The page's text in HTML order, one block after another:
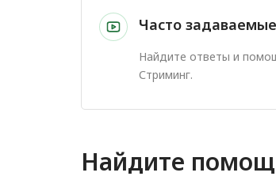
Часто
Найдите ответы и
Стриминг.
Найдите